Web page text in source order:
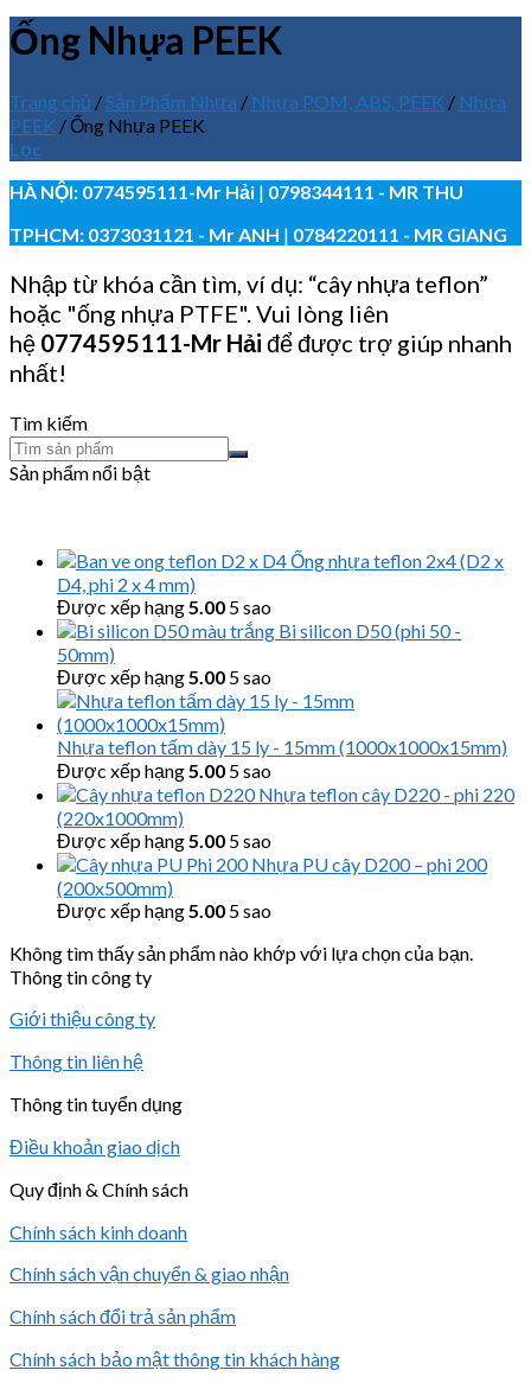
Ống Nhựa PEEK
Trang chủ /Sản Phẩm Nhựa / Nhựa POM, ABS, PEEK / Nhựa
PEEK /Ống Nhựa PEEK
Lọc
HÀ NỘI: 0774595111-Mr Hải | 0798344111 - MR THU
TPHCM: 0373031121 - Mr ANH | 0784220111 - MR GIANG
Nhập từ khóa cần tìm, ví dụ: “cây nhựa teflon”
hoặc "ống nhựa PTFE". Vui lòng liên
hệ 0774595111-Mr Hải để được trợ giúp nhanh
nhất!
Tìm kiếm
Sản phẩm nổi bật
Ống nhựa teflon 2x4 (D2 x
D4, phi 2 x 4 mm)
Được xếp hạng5.00 5 sao
Bi silicon D50 (phi 50 -
50mm)
Được xếp hạng5.00 5 sao
Nhựa teflon tấm dày 15 ly - 15mm (1000x1000x15mm)
Được xếp hạng5.00 5 sao
Nhựa teflon cây D220 - phi 220
(220x1000mm)
Được xếp hạng5.00 5 sao
Nhựa PU cây D200 – phi 200
(200x500mm)
Được xếp hạng5.00 5 sao
Không tìm thấy sản phẩm nào khớp với lựa chọn của bạn.
Thông tin công ty
Giới thiệu công ty
Thông tin liên hệ
Thông tin tuyển dụng
Điều khoản giao dịch
Quy định & Chính sách
Chính sách kinh doanh
Chính sách vận chuyển & giao nhận
Chính sách đổi trả sản phẩm
Chính sách bảo mật thông tin khách hàng